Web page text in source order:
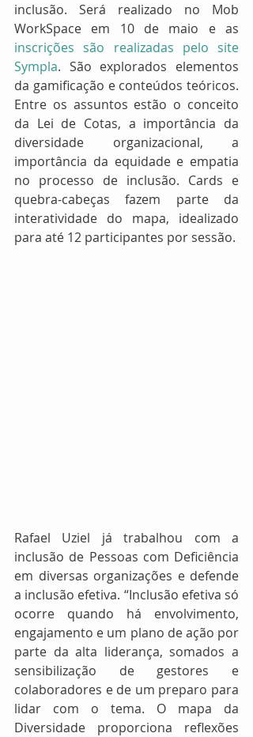
inclusão. Será realizado no Mob
inscrições são realizadas pelo site
Sympla. São explorados elementos
da gamificação e conteúdos teóricos.
Entre os assuntos estão o conceito
da Lei de Cotas, a importância da
diversidade organizacional, a
importância da equidade e empatia
no processo de inclusão. Cards e
quebra-cabeças fazem parte da
interatividade do mapa, idealizado
para até 12 participantes por sessão.
Rafael Uziel já trabalhou com a
inclusão de Pessoas com Deficiência
em diversas organizações e defende
a inclusão efetiva. “Inclusão efetiva só
ocorre quando há envolvimento,
engajamento e um plano de ação por
parte da alta liderança, somados a
sensibilização de gestores e
colaboradores e de um preparo para
lidar com o tema. O mapa da
Diversidade proporciona reflexões